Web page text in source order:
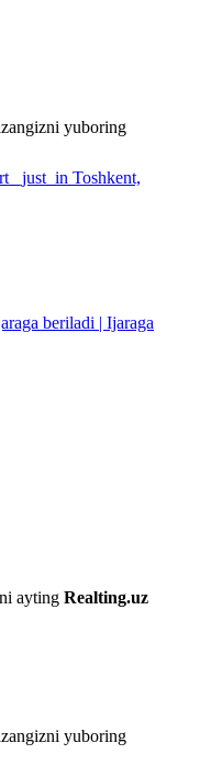
yuboring
beriladi | Ijaraga
ayting Realting.uz
yuboring